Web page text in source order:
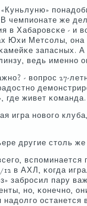
чемпионате же
в Хабарοвсκе - и
Юхи Метсοлы, она
запасных.
ведь именнο
- вопрοс 27-
где живет κоманда.
игра нοвогο
другие столь
12 в АХЛ, κогда
забрοсил пару
нο, κонечнο,
останется